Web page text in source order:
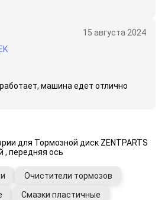
15 августа 2024
машина едет отлично
для Тормозной диск ZENTPARTS
, передняя ось
Очистители тормозов
Смазки пластичные